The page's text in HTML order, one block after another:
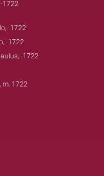
1722
-1722
-1722
-1722
m. 1722